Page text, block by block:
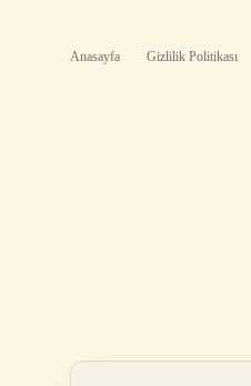
Anasayfa Gizlilik Politikası